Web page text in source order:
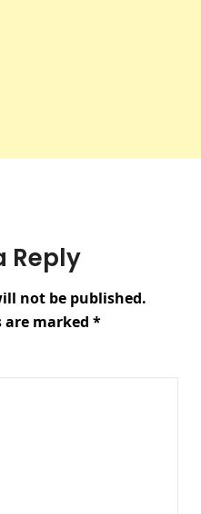
Reply
not be published.
are marked *